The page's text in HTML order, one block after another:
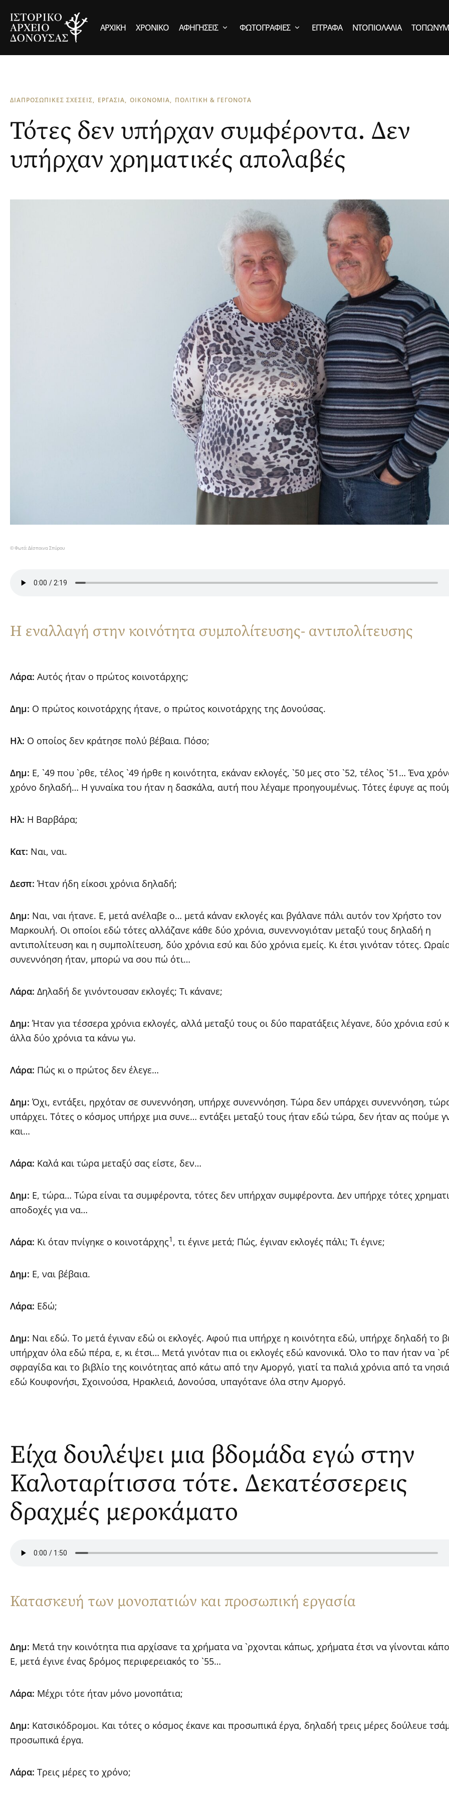
ΑΡΧΙΚΉ ΧΡΟΝΙΚΌ ΑΦΗΓΉΣΕΙΣ ΦΩΤΟΓΡΑΦΊΕΣ ΈΓΓΡΑΦΑ ΝΤΟΠΙΟΛΑΛΙΆ
ΔΙΑΠΡΟΣΩΠΙΚΕΣ ΣΧΕΣΕΙΣ ΕΡΓΑΣΙΑ ΟΙΚΟΝΟΜΙΑ ΠΟΛΙΤΙΚΗ & ΓΕΓΟΝΟΤΑ
Τότες δεν υπήρχαν συμφέροντα. Δεν
υπήρχαν χρηματικές απολαβές
© Φωτό: Δέσποινα Σπύρου
Η εναλλαγή στην κοινότητα συμπολίτευσης- αντιπολίτευσης
Λάρα: Αυτός ήταν ο πρώτος κοινοτάρχης;
Δημ: Ο πρώτος κοινοτάρχης ήτανε, ο πρώτος κοινοτάρχης της Δονούσας.
Ηλ: Ο οποίος δεν κράτησε πολύ βέβαια. Πόσο;
Δημ: Ε, `49 που `ρθε, τέλος `49 ήρθε η κοινότητα, εκάναν εκλογές, `50 μες στο `52, τέλος `51… Ένα
χρόνο δηλαδή… Η γυναίκα του ήταν η δασκάλα, αυτή που λέγαμε προηγουμένως. Τότες έφυγε ας
Ηλ: Η Βαρβάρα;
Κατ: Ναι, ναι.
Δεσπ: Ήταν ήδη είκοσι χρόνια δηλαδή;
Δημ: Ναι, ναι ήτανε. Ε, μετά ανέλαβε ο… μετά κάναν εκλογές και βγάλανε πάλι αυτόν τον Χρήστο τον
Μαρκουλή. Οι οποίοι εδώ τότες αλλάζανε κάθε δύο χρόνια, συνεννογιόταν μεταξύ τους δηλαδή η
αντιπολίτευση και η συμπολίτευση, δύο χρόνια εσύ και δύο χρόνια εμείς. Κι έτσι γινόταν τότες.
συνεννόηση ήταν, μπορώ να σου πώ ότι…
Λάρα: Δηλαδή δε γινόντουσαν εκλογές; Τι κάνανε;
Δημ: Ήταν για τέσσερα χρόνια εκλογές, αλλά μεταξύ τους οι δύο παρατάξεις λέγανε, δύο χρόνια εσύ
άλλα δύο χρόνια τα κάνω γω.
Λάρα: Πώς κι ο πρώτος δεν έλεγε…
Δημ: Όχι, εντάξει, ηρχόταν σε συνεννόηση, υπήρχε συνεννόηση. Τώρα δεν υπάρχει συνεννόηση,
υπάρχει. Τότες ο κόσμος υπήρχε μια συνε… εντάξει μεταξύ τους ήταν εδώ τώρα, δεν ήταν ας πούμε
και…
Λάρα: Καλά και τώρα μεταξύ σας είστε, δεν…
Δημ: Ε, τώρα… Τώρα είναι τα συμφέροντα, τότες δεν υπήρχαν συμφέροντα. Δεν υπήρχε τότες
αποδοχές για να…
Λάρα: Κι όταν πνίγηκε ο κοινοτάρχης1 , τι έγινε μετά; Πώς, έγιναν εκλογές πάλι; Τι έγινε;
Δημ: E, ναι βέβαια.
Λάρα: Εδώ;
Δημ: Ναι εδώ. Το μετά έγιναν εδώ οι εκλογές. Αφού πια υπήρχε η κοινότητα εδώ, υπήρχε δηλαδή το
υπήρχαν όλα εδώ πέρα, ε, κι έτσι… Μετά γινόταν πια οι εκλογές εδώ κανονικά. Όλο το παν ήταν να
σφραγίδα και το βιβλίο της κοινότητας από κάτω από την Αμοργό, γιατί τα παλιά χρόνια από τα
εδώ Κουφονήσι, Σχοινούσα, Ηρακλειά, Δονούσα, υπαγότανε όλα στην Αμοργό.
Είχα δουλέψει μια βδομάδα εγώ στην
Καλοταρίτισσα τότε. Δεκατέσσερεις
δραχμές μεροκάματο
Κατασκευή των μονοπατιών και προσωπική εργασία
Δημ: Μετά την κοινότητα πια αρχίσανε τα χρήματα να `ρχονται κάπως, χρήματα έτσι να γίνονται
Ε, μετά έγινε ένας δρόμος περιφερειακός το `55…
Λάρα: Μέχρι τότε ήταν μόνο μονοπάτια;
Δημ: Κατσικόδρομοι. Και τότες ο κόσμος έκανε και προσωπικά έργα, δηλαδή τρεις μέρες δούλευε
προσωπικά έργα.
Λάρα: Τρεις μέρες το χρόνο;